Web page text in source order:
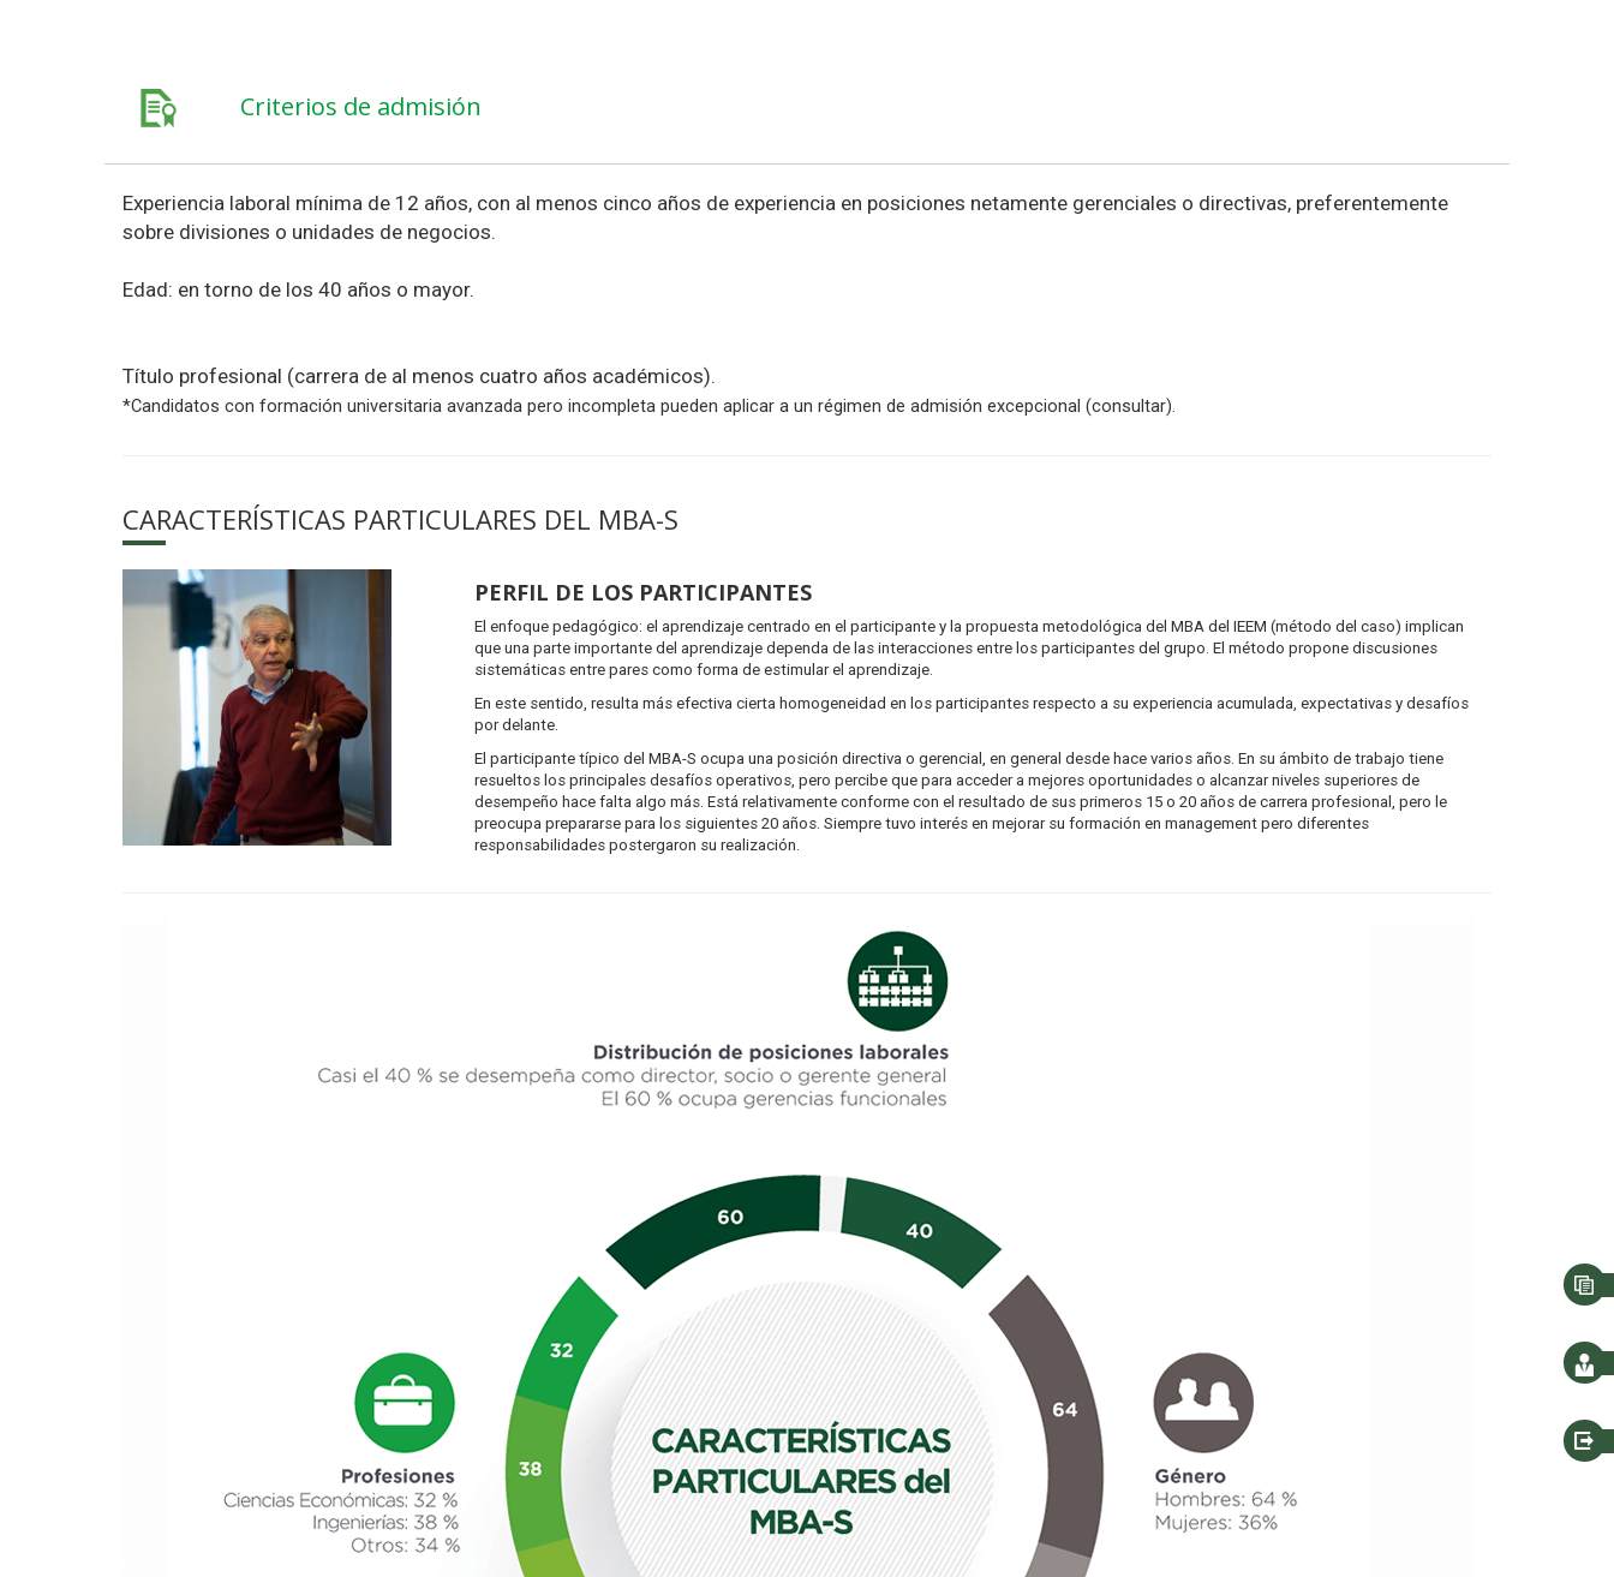
Criterios de admisión
Experiencia laboral mínima de 12 años, con al menos cinco años de experiencia en posiciones netamente gerenciales o directivas, preferentemente
sobre divisiones o unidades de negocios.
Edad: en torno de los 40 años o mayor.
Título profesional (carrera de al menos cuatro años académicos).
*Candidatos con formación universitaria avanzada pero incompleta pueden aplicar a un régimen de admisión excepcional (consultar).
CARACTERÍSTICAS PARTICULARES DEL MBA-S
PERFIL DE LOS PARTICIPANTES
El enfoque pedagógico: el aprendizaje centrado en el participante y la propuesta metodológica del MBA del IEEM (método del caso) implican
que una parte importante del aprendizaje dependa de las interacciones entre los participantes del grupo. El método propone discusiones
sistemáticas entre pares como forma de estimular el aprendizaje.
En este sentido, resulta más efectiva cierta homogeneidad en los participantes respecto a su experiencia acumulada, expectativas y desafíos
por delante.
El participante típico del MBA-S ocupa una posición directiva o gerencial, en general desde hace varios años. En su ámbito de trabajo tiene
resueltos los principales desafíos operativos, pero percibe que para acceder a mejores oportunidades o alcanzar niveles superiores de
desempeño hace falta algo más. Está relativamente conforme con el resultado de sus primeros 15 o 20 años de carrera profesional, pero le
preocupa prepararse para los siguientes 20 años. Siempre tuvo interés en mejorar su formación en management pero diferentes
responsabilidades postergaron su realización.